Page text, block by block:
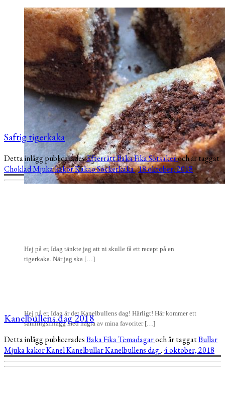
Hej på er, Jag vet att många av er, precis som jag, har börjat
tjuvbaka lite inför julen […]
Hej på er, Idag tänkte jag att ni skulle få ett recept på en
tigerkaka. När jag ska […]
Saftig tigerkaka
Detta inlägg publiceradesEfterrättBakaFikaSötsakeroch är taggat
ChokladMjuka kakorKakaoSockerkaka.18 oktober, 2018
Hej på er, Idag är det Kanelbullens dag! Härligt! Här kommer ett
samlingsinlägg med några av mina favoriter […]
Kanelbullens dag 2018
Detta inlägg publiceradesBakaFikaTemadagaroch är taggatBullar
Mjuka kakorKanelKanelbullarKanelbullens dag.4 oktober, 2018